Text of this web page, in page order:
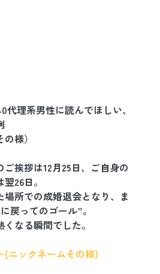
理系男性に読んでほしい、
様）
挨拶は12月25日、ご自身の
26日。
場所での成婚退会となり、ま
戻ってのゴール”。
なる瞬間でした。
ニックネームその様)